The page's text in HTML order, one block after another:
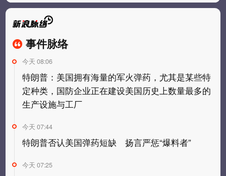
事件脉络
事件脉络
今天 08:06
特朗普：美国拥有海量的军火弹药，尤其是某些特
定种类，国防企业正在建设美国历史上数量最多的
生产设施与工厂
今天 07:44
特朗普否认美国弹药短缺 扬言严惩“爆料者”
今天 07:25